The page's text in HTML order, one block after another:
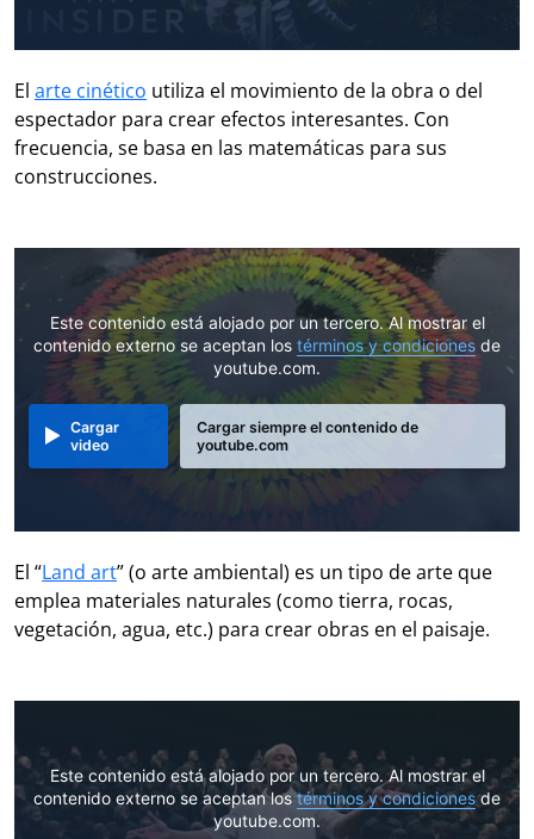
El arte cinético utiliza el movimiento de la obra o del
espectador para crear efectos interesantes. Con
frecuencia, se basa en las matemáticas para sus
construcciones.
Este contenido está alojado por un tercero. Al mostrar el
contenido externo se aceptan los términos y condiciones de
youtube.com.
Cargar
video
Cargar siempre el contenido de
youtube.com
El “Land art” (o arte ambiental) es un tipo de arte que
emplea materiales naturales (como tierra, rocas,
vegetación, agua, etc.) para crear obras en el paisaje.
Este contenido está alojado por un tercero. Al mostrar el
contenido externo se aceptan lostérminos y condicionesde
youtube.com.